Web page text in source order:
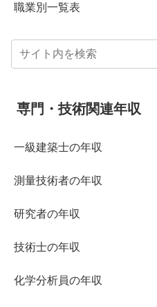
職業別一覧表
専門・技術関連年収
一級建築士の年収
測量技術者の年収
研究者の年収
技術士の年収
化学分析員の年収